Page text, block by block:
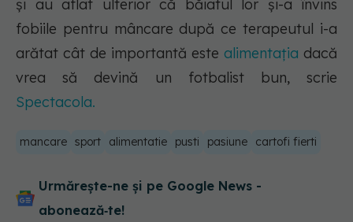
și au aflat ulterior că băiatul lor și-a învins
fobiile pentru mâncare după ce terapeutul i-a
arătat cât de importantă este alimentația dacă
vrea să devină un fotbalist bun, scrie
Spectacola.
mancare sport alimentatie pusti pasiune cartofi fierti
Urmărește-ne și pe Google News -
abonează‑te!